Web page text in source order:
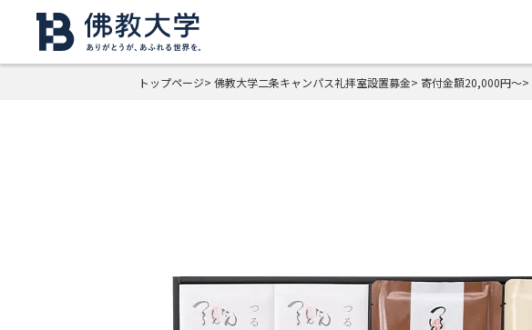
トップページ 佛教大学二条キャンパス礼拝室設置募金 寄付金額20,000円～